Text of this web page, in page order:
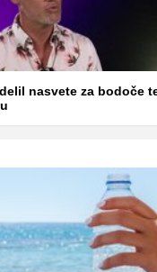
nasvete za bodoče